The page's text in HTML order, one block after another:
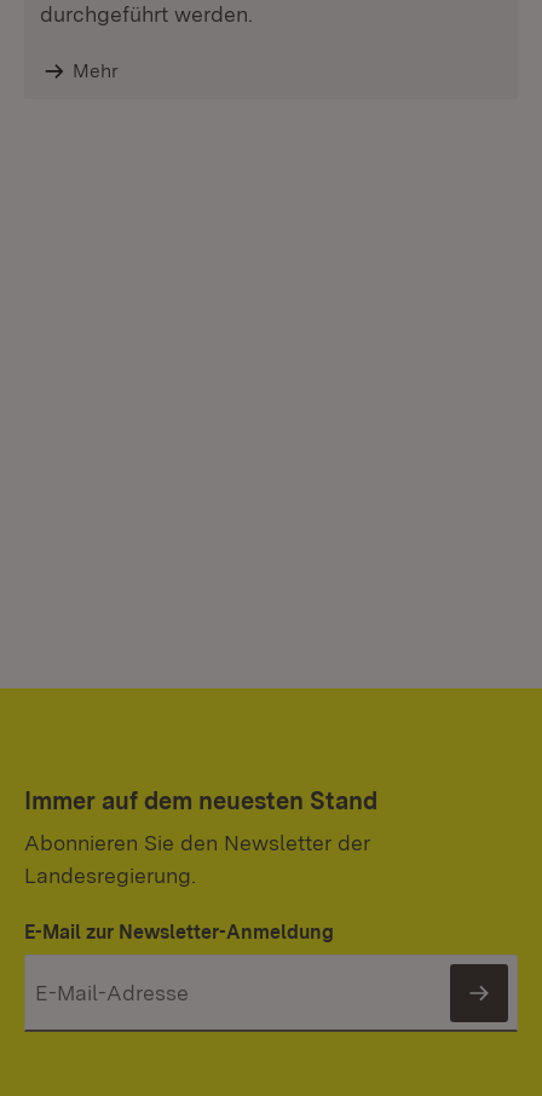
durchgeführt werden.
Mehr
Immer auf dem neuesten Stand
Abonnieren Sie den Newsletter der
Landesregierung.
E-Mail zur Newsletter-Anmeldung